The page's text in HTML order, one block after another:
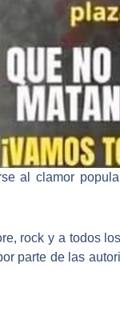
al clamor
, rock y a todos
parte de las